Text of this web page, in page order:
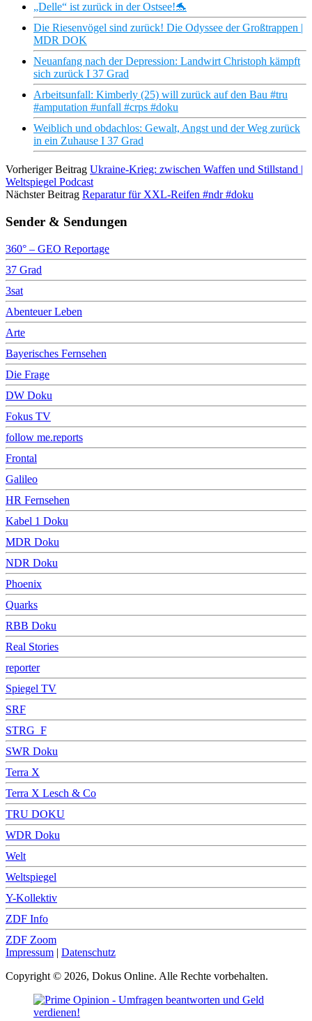
„Delle“ ist zurück in der Ostsee!🐬
Die Riesenvögel sind zurück! Die Odyssee der Großtrappen |
MDR DOK
Neuanfang nach der Depression: Landwirt Christoph kämpft
sich zurück I 37 Grad
Arbeitsunfall: Kimberly (25) will zurück auf den Bau #tru
#amputation #unfall #crps #doku
Weiblich und obdachlos: Gewalt, Angst und der Weg zurück
in ein Zuhause I 37 Grad
Vorheriger Beitrag Ukraine-Krieg: zwischen Waffen und Stillstand |
Weltspiegel Podcast
Nächster Beitrag Reparatur für XXL-Reifen #ndr #doku
Sender & Sendungen
360° – GEO Reportage
37 Grad
3sat
Abenteuer Leben
Arte
Bayerisches Fernsehen
Die Frage
DW Doku
Fokus TV
follow me.reports
Frontal
Galileo
HR Fernsehen
Kabel 1 Doku
MDR Doku
NDR Doku
Phoenix
Quarks
RBB Doku
Real Stories
reporter
Spiegel TV
SRF
STRG_F
SWR Doku
Terra X
Terra X Lesch & Co
TRU DOKU
WDR Doku
Welt
Weltspiegel
Y-Kollektiv
ZDF Info
ZDF Zoom
Impressum | Datenschutz
Copyright © 2026, Dokus Online. Alle Rechte vorbehalten.